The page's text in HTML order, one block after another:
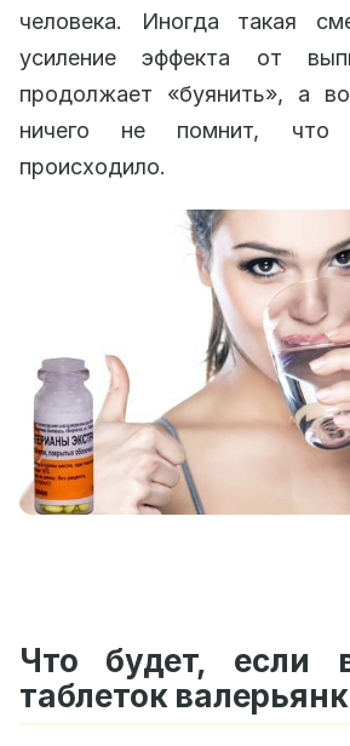
человека. Иногда такая
усиление эффекта от
продолжает «буянить», а
ничего не помнит, что
происходило.
Что будет, если
таблеток